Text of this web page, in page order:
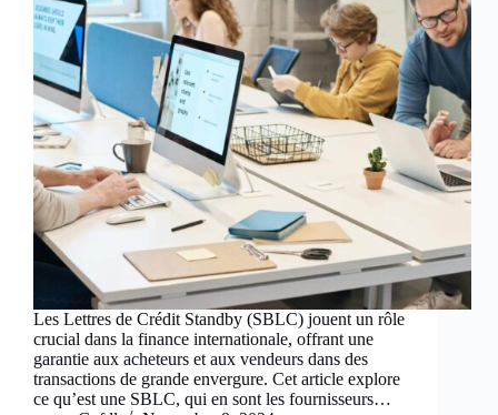
Les Lettres de Crédit Standby (SBLC) jouent un rôle
crucial dans la finance internationale, offrant une
garantie aux acheteurs et aux vendeurs dans des
transactions de grande envergure. Cet article explore
ce qu’est une SBLC, qui en sont les fournisseurs…